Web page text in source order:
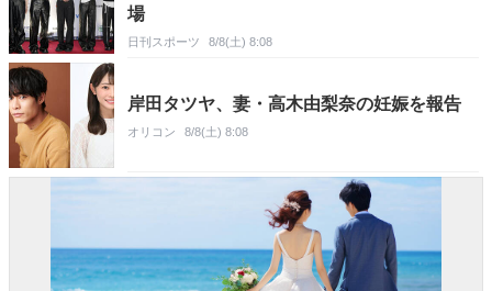
場
日刊スポーツ 8/8(土) 8:08
岸田タツヤ、妻・高木由梨奈の妊娠を報告
オリコン 8/8(土) 8:08